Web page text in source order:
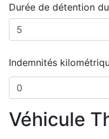
Durée de détention
Indemnités
Véhicule